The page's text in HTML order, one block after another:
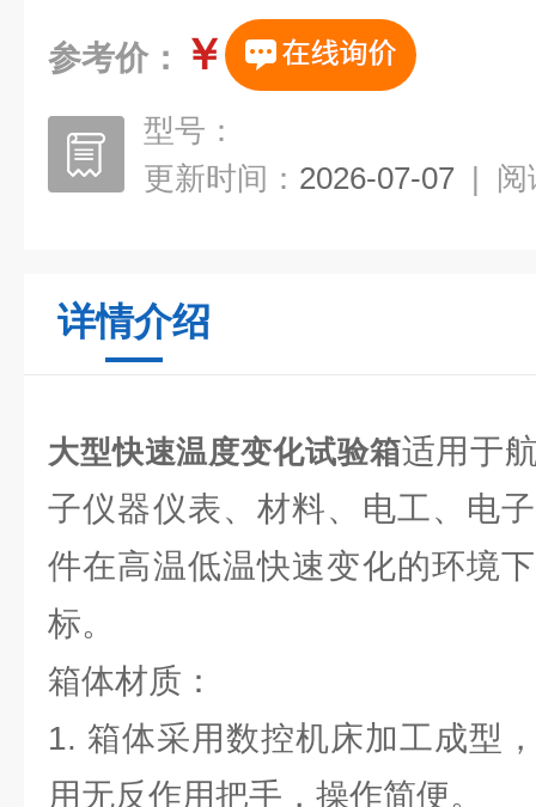
参考价： ￥
型号：
更新时间： 2026-07-07 | 阅
详情介绍
大型快速温度变化试验箱适用于
子仪器仪表、材料、电工、电
件在高温低温快速变化的环境
标。
箱体材质：
1. 箱体采用数控机床加工成型
用无反作用把手，操作简便。